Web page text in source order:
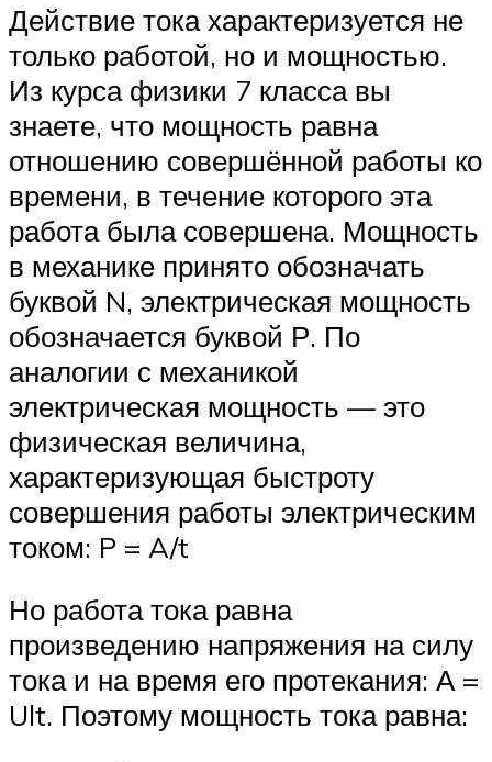
Действие тока характеризуется не
только работой, но и мощностью.
Из курса физики 7 класса вы
знаете, что мощность равна
отношению совершённой работы ко
времени, в течение которого эта
работа была совершена. Мощность
в механике принято обозначать
буквой N, электрическая мощность
обозначается буквой Р. По
аналогии с механикой
электрическая мощность — это
физическая величина,
характеризующая быстроту
совершения работы электрическим
током: P = A/t
Но работа тока равна
произведению напряжения на силу
тока и на время его протекания: А =
Ult. Поэтому мощность тока равна: